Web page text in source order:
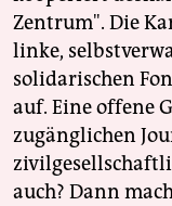
Zentrum". Die
linke,
solidarischen
auf. Eine offene
zugänglichen
auch? Dann